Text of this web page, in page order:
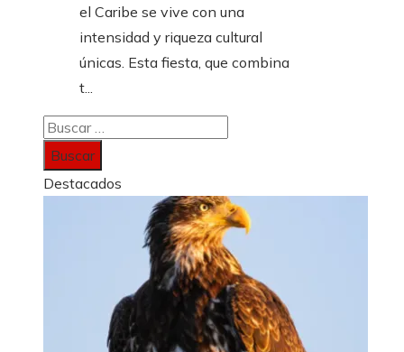
el Caribe se vive con una
intensidad y riqueza cultural
únicas. Esta fiesta, que combina
t...
Buscar:
Destacados